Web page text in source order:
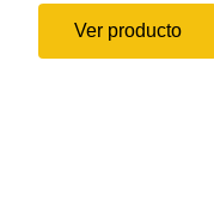
Ver producto